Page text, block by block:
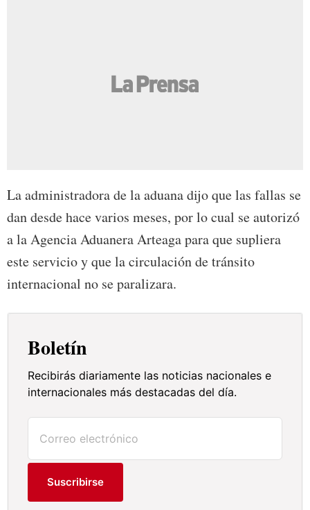
La administradora de la aduana dijo que las fallas se
dan desde hace varios meses, por lo cual se autorizó
a la Agencia Aduanera Arteaga para que supliera
este servicio y que la circulación de tránsito
internacional no se paralizara.
Boletín
Recibirás diariamente las noticias nacionales e
internacionales más destacadas del día.
Suscribirse